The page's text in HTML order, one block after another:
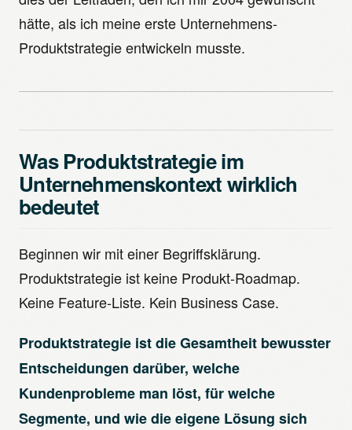
hätte, als ich meine erste Unternehmens-
Produktstrategie entwickeln musste.
Was Produktstrategie im
Unternehmenskontext wirklich
bedeutet
Beginnen wir mit einer Begriffsklärung.
Produktstrategie ist keine Produkt-Roadmap.
Keine Feature-Liste. Kein Business Case.
Produktstrategie ist die Gesamtheit bewusster
Entscheidungen darüber, welche
Kundenprobleme man löst, für welche
Segmente, und wie die eigene Lösung sich